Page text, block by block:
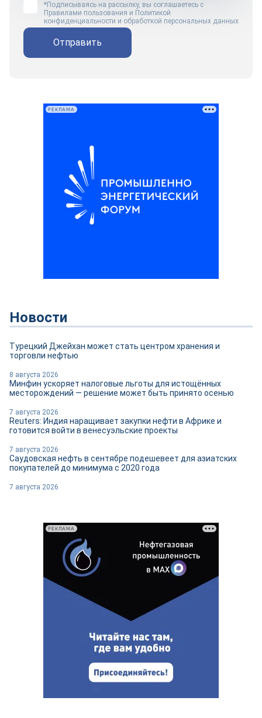
*Подписываясь на рассылку, вы соглашаетесь с
Правилами пользования и Политикой
конфиденциальности и обработкой персональных данных
Отправить
РЕКЛАМА
Новости
Турецкий Джейхан может стать центром хранения и
торговли нефтью
8 августа 2026
Минфин ускоряет налоговые льготы для истощённых
месторождений — решение может быть принято осенью
7 августа 2026
Reuters: Индия наращивает закупки нефти в Африке и
готовится войти в венесуэльские проекты
7 августа 2026
Саудовская нефть в сентябре подешевеет для азиатских
покупателей до минимума с 2020 года
7 августа 2026
РЕКЛАМА